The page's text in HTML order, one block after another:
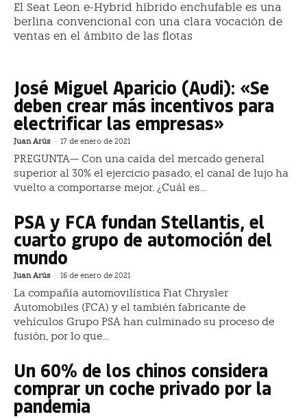
El Seat Leon e-Hybrid híbrido enchufable es una
berlina convencional con una clara vocación de
ventas en el ámbito de las flotas
José Miguel Aparicio (Audi): «Se
deben crear más incentivos para
electrificar las empresas»
Juan Arús - 17 de enero de 2021
PREGUNTA— Con una caída del mercado general
superior al 30% el ejercicio pasado, el canal de lujo ha
vuelto a comportarse mejor. ¿Cuál es...
PSA y FCA fundan Stellantis, el
cuarto grupo de automoción del
mundo
Juan Arús - 16 de enero de 2021
La compañía automovilística Fiat Chrysler
Automobiles (FCA) y el también fabricante de
vehículos Grupo PSA han culminado su proceso de
fusión, por lo que...
Un 60% de los chinos considera
comprar un coche privado por la
pandemia